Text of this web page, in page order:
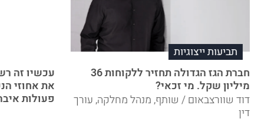
תביעות ייצוגיות
חברת הגז הגדולה תחזיר ללקוחות 36
מיליון שקל. מי זכאי?
דוד שוורצבאום / שותף, מנהל מחלקה, עורך
דין
עכשיו זה
את אחוזי
פעולות